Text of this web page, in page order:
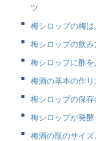
ツ
梅シロップの梅
梅シロップの飲
梅シロップに酢
梅酒の基本の作
梅シロップの保
梅シロップが発
梅酒の瓶のサイ